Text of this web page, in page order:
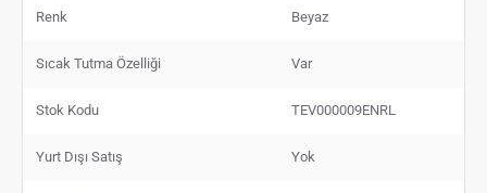
Renk Beyaz
Sıcak Tutma Özelliği Var
Stok Kodu TEV000009ENRL
Yurt Dışı Satış Yok